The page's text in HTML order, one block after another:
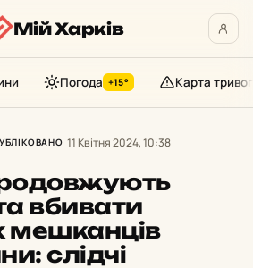
Мій Харків
Погода +15° Карта тривог
11 Квітня 2024, 10:38
вбивати
мешканців
слідчі